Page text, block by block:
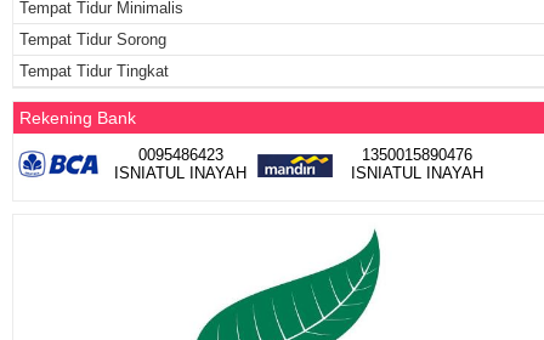
Tempat Tidur Minimalis
Tempat Tidur Sorong
Tempat Tidur Tingkat
Rekening Bank
0095486423
ISNIATUL INAYAH
1350015890476
ISNIATUL INAYAH